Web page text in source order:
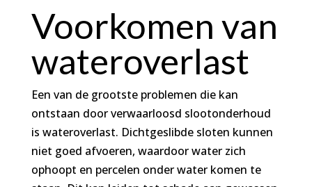
Voorkomen van
wateroverlast
Een van de grootste problemen die kan
ontstaan door verwaarloosd slootonderhoud
is wateroverlast. Dichtgeslibde sloten kunnen
niet goed afvoeren, waardoor water zich
ophoopt en percelen onder water komen te